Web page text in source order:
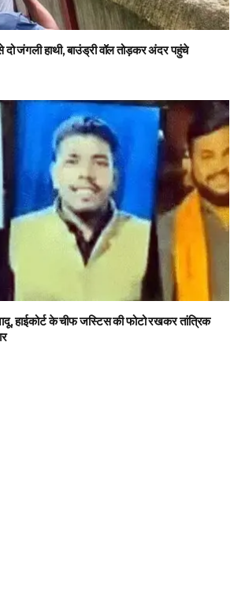
दो जंगली हाथी, बाउंड्री वॉल तोड़कर अंदर पहुंचे
हाईकोर्ट के चीफ जस्टिस की फोटो रखकर तांत्रिक